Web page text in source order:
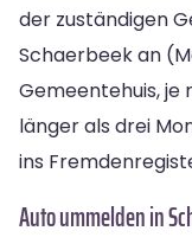
der zuständigen
Schaerbeek an
Gemeentehuis, je
länger als drei
ins
Auto ummelden in